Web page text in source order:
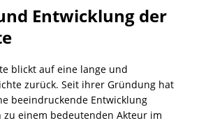
Entwicklung der
blickt auf eine lange und
zurück. Seit ihrer Gründung hat
beeindruckende Entwicklung
einem bedeutenden Akteur im